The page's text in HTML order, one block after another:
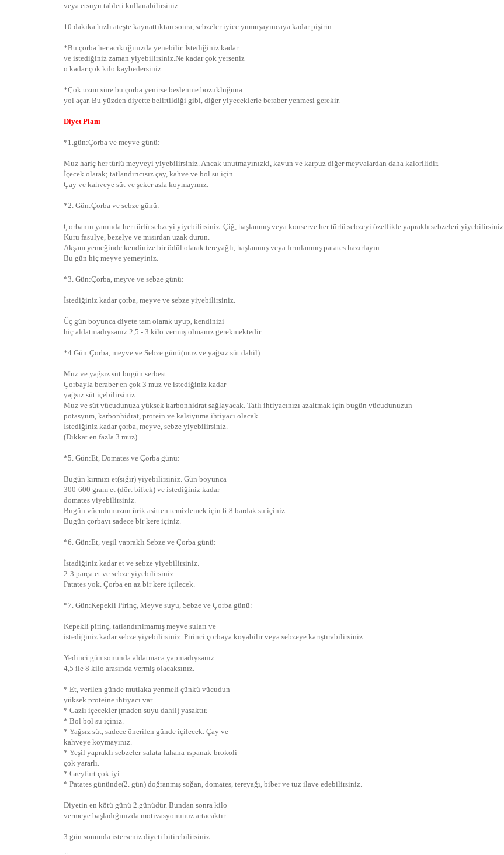
veya etsuyu tableti kullanabilirsiniz.
10 dakika hızlı ateşte kaynattıktan sonra, sebzeler iyice yumuşayıncaya kadar pişirin.
*Bu çorba her acıktığınızda yenebilir. İstediğiniz kadar
ve istediğiniz zaman yiyebilirsiniz.Ne kadar çok yerseniz
o kadar çok kilo kaybedersiniz.
*Çok uzun süre bu çorba yenirse beslenme bozukluğuna
yol açar. Bu yüzden diyette belirtildiği gibi, diğer yiyeceklerle beraber yenmesi gerekir.
Diyet Planı
*1.gün:Çorba ve meyve günü:
Muz hariç her türlü meyveyi yiyebilirsiniz. Ancak unutmayınızki, kavun ve karpuz diğer meyvalardan daha kalorilidir.
İçecek olarak; tatlandırıcısız çay, kahve ve bol su için.
Çay ve kahveye süt ve şeker asla koymayınız.
*2. Gün:Çorba ve sebze günü:
Çorbanın yanında her türlü sebzeyi yiyebilirsiniz. Çiğ, haşlanmış veya konserve her türlü sebzeyi özellikle yapraklı sebzeleri yiyebilirsiniz.
Kuru fasulye, bezelye ve mısırdan uzak durun.
Akşam yemeğinde kendinize bir ödül olarak tereyağlı, haşlanmış veya fırınlanmış patates hazırlayın.
Bu gün hiç meyve yemeyiniz.
*3. Gün:Çorba, meyve ve sebze günü:
İstediğiniz kadar çorba, meyve ve sebze yiyebilirsiniz.
Üç gün boyunca diyete tam olarak uyup, kendinizi
hiç aldatmadıysanız 2,5 - 3 kilo vermiş olmanız gerekmektedir.
*4.Gün:Çorba, meyve ve Sebze günü(muz ve yağsız süt dahil):
Muz ve yağsız süt bugün serbest.
Çorbayla beraber en çok 3 muz ve istediğiniz kadar
yağsız süt içebilirsiniz.
Muz ve süt vücudunuza yüksek karbonhidrat sağlayacak. Tatlı ihtiyacınızı azaltmak için bugün vücudunuzun
potasyum, karbonhidrat, protein ve kalsiyuma ihtiyacı olacak.
İstediğiniz kadar çorba, meyve, sebze yiyebilirsiniz.
(Dikkat en fazla 3 muz)
*5. Gün:Et, Domates ve Çorba günü:
Bugün kırmızı et(sığır) yiyebilirsiniz. Gün boyunca
300-600 gram et (dört biftek) ve istediğiniz kadar
domates yiyebilirsiniz.
Bugün vücudunuzun ürik asitten temizlemek için 6-8 bardak su içiniz.
Bugün çorbayı sadece bir kere içiniz.
*6. Gün:Et, yeşil yapraklı Sebze ve Çorba günü:
İstadiğiniz kadar et ve sebze yiyebilirsiniz.
2-3 parça et ve sebze yiyebilirsiniz.
Patates yok. Çorba en az bir kere içilecek.
*7. Gün:Kepekli Pirinç, Meyve suyu, Sebze ve Çorba günü:
Kepekli pirinç, tatlandırılmamış meyve suları ve
istediğiniz kadar sebze yiyebilirsiniz. Pirinci çorbaya koyabilir veya sebzeye karıştırabilirsiniz.
Yedinci gün sonunda aldatmaca yapmadıysanız
4,5 ile 8 kilo arasında vermiş olacaksınız.
* Et, verilen günde mutlaka yenmeli çünkü vücudun
yüksek proteine ihtiyacı var.
* Gazlı içecekler (maden suyu dahil) yasaktır.
* Bol bol su içiniz.
* Yağsız süt, sadece önerilen günde içilecek. Çay ve
kahveye koymayınız.
* Yeşil yapraklı sebzeler-salata-lahana-ıspanak-brokoli
çok yararlı.
* Greyfurt çok iyi.
* Patates gününde(2. gün) doğranmış soğan, domates, tereyağı, biber ve tuz ilave edebilirsiniz.
Diyetin en kötü günü 2.günüdür. Bundan sonra kilo
vermeye başladığınızda motivasyonunuz artacaktır.
3.gün sonunda isterseniz diyeti bitirebilirsiniz.